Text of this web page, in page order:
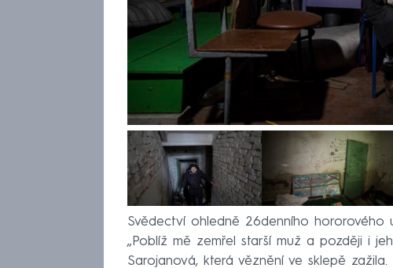
Svědectví ohledně 26denního hororového
„Poblíž mě zemřel starší muž a později i
Sarojanová, která věznění ve sklepě